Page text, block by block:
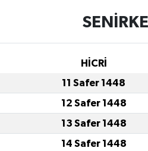
HİCRİ
11 Safer 1448
12 Safer 1448
13 Safer 1448
14 Safer 1448